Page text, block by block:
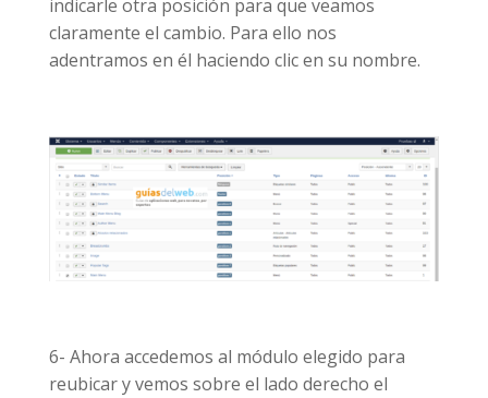
indicarle otra posición para que veamos
claramente el cambio. Para ello nos
adentramos en él haciendo clic en su nombre.
6- Ahora accedemos al módulo elegido para
reubicar y vemos sobre el lado derecho el